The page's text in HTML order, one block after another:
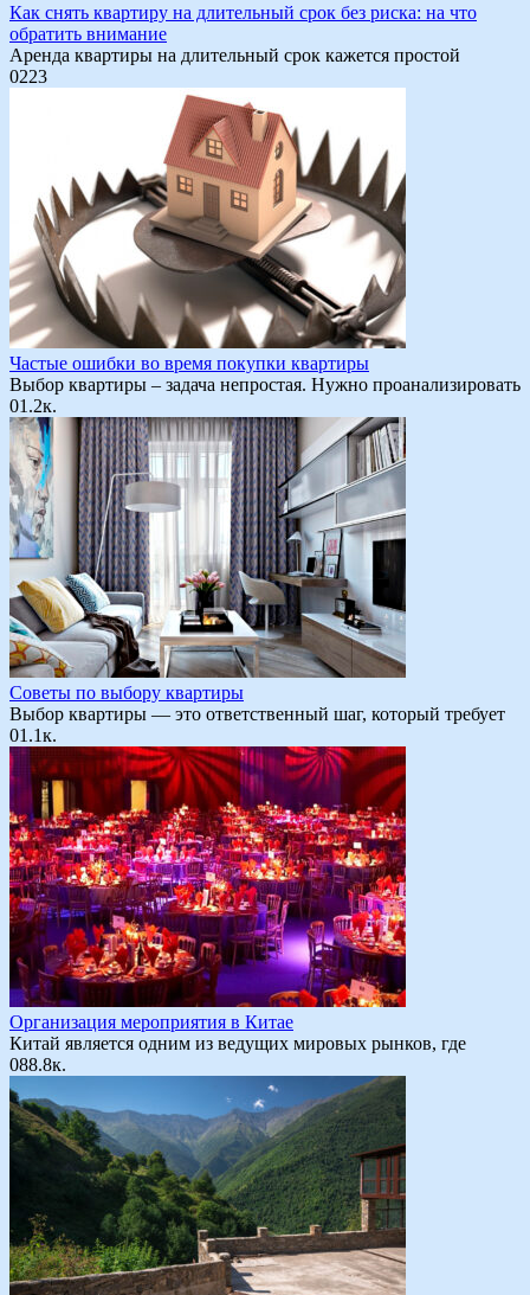
Как снять квартиру на длительный срок без риска: на что
обратить внимание
Аренда квартиры на длительный срок кажется простой
0223
Частые ошибки во время покупки квартиры
Выбор квартиры – задача непростая. Нужно проанализировать
01.2к.
Советы по выбору квартиры
Выбор квартиры — это ответственный шаг, который требует
01.1к.
Организация мероприятия в Китае
Китай является одним из ведущих мировых рынков, где
088.8к.